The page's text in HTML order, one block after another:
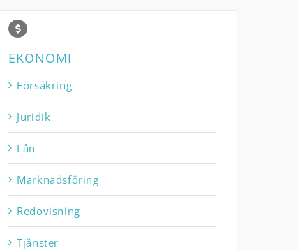
EKONOMI
Försäkring
Juridik
Lån
Marknadsföring
Redovisning
Tjänster